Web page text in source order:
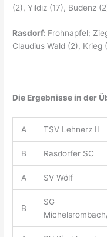
(2), Yildiz (17), Budenz
Rasdorf: Frohnapfel;
Claudius Wald (2), Krieg
Die Ergebnisse in der
A TSV Lehnerz II
B Rasdorfer SC
A SV Wölf
B
SG